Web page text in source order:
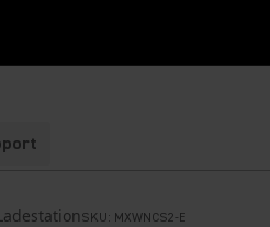
SKU: MXWNCS2-E